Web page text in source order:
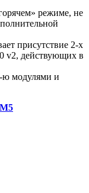
режиме, не
присутствие 2-х
v2, действующих в
ю модулями и